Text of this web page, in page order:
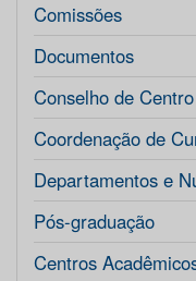
Comissões
Documentos
Conselho de Centro
Coordenação de
Departamentos e
Pós-graduação
Centros